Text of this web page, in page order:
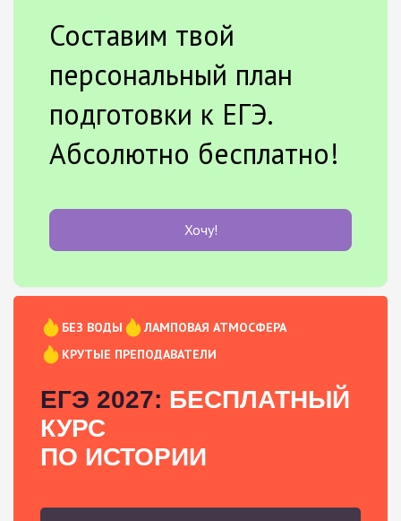
Составим твой
персональный план
подготовки к ЕГЭ.
Абсолютно бесплатно!
Хочу!
БЕЗ ВОДЫ
ЛАМПОВАЯ АТМОСФЕРА
КРУТЫЕ ПРЕПОДАВАТЕЛИ
ЕГЭ 2027: БЕСПЛАТНЫЙ
КУРС
ПО ИСТОРИИ